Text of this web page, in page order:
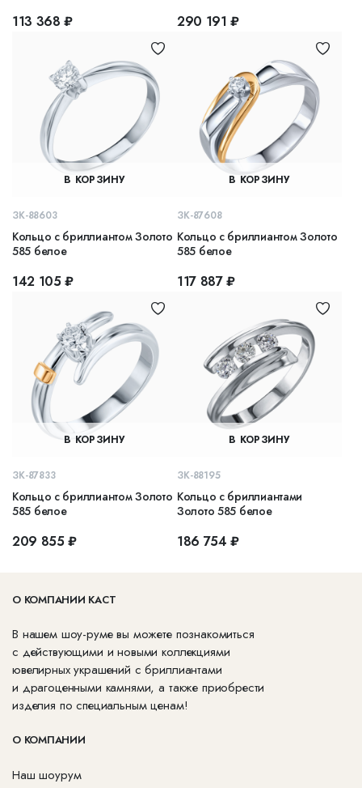
113 368 ₽ 290 191 ₽
В КОРЗИНУ
ЗК-88603
Кольцо с бриллиантом Золото
585 белое
142 105 ₽
В КОРЗИНУ
ЗК-87608
Кольцо с бриллиантом Золото
585 белое
117 887 ₽
В КОРЗИНУ
ЗК-87833
Кольцо с бриллиантом Золото
585 белое
209 855 ₽
В КОРЗИНУ
ЗК-88195
Кольцо с бриллиантами
Золото 585 белое
186 754 ₽
О КОМПАНИИ КАСТ
В нашем шоу-руме вы можете познакомиться
с действующими и новыми коллекциями
ювелирных украшений с бриллиантами
и драгоценными камнями, а также приобрести
изделия по специальным ценам!
О КОМПАНИИ
Наш шоурум